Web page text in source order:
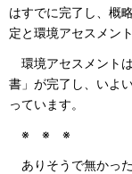
はすでに完了し、概
定と環境アセスメン
環境アセスメント
書」が完了し、いよ
っています。
※ ※ ※
ありそうで無かっ